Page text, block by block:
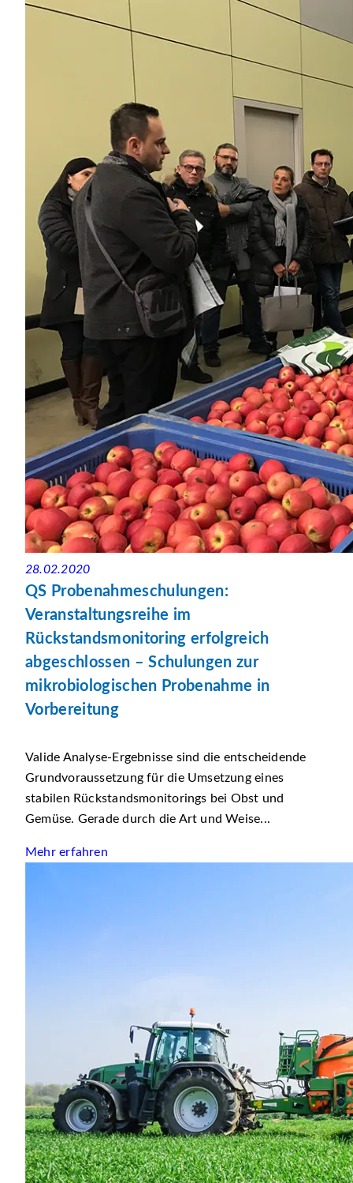
28.02.2020
QS Probenahmeschulungen:
Veranstaltungsreihe im
Rückstandsmonitoring erfolgreich
abgeschlossen – Schulungen zur
mikrobiologischen Probenahme in
Vorbereitung
Valide Analyse-Ergebnisse sind die entscheidende
Grundvoraussetzung für die Umsetzung eines
stabilen Rückstandsmonitorings bei Obst und
Gemüse. Gerade durch die Art und Weise...
Mehr erfahren